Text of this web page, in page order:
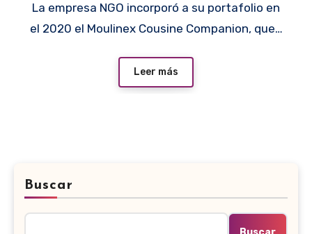
La empresa NGO incorporó a su portafolio en
el 2020 el Moulinex Cousine Companion, que…
Leer más
Buscar